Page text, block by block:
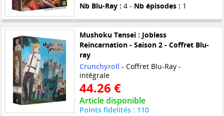
Nb Blu-Ray : 4 - Nb épisodes : 1
Mushoku Tensei : Jobless
Reincarnation - Saison 2 - Coffret Blu-
ray
Crunchyroll - Coffret Blu-Ray -
intégrale
44.26 €
Article disponible
Points fidelités : 110